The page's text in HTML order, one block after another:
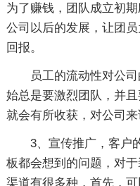
为了赚钱，团队成立初
公司以后的发展，让团
回报。
员工的流动性对公
始总是要激烈团队，并
就会有所收获，对公司来
3、宣传推广，客户
板都会想到的问题，对
渠道有很多种，首先，